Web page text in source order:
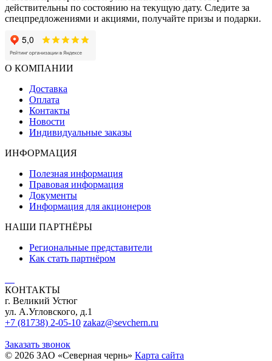
действительны по состоянию на текущую дату. Следите за
спецпредложениями и акциями, получайте призы и подарки.
О КОМПАНИИ
Доставка
Оплата
Контакты
Новости
Индивидуальные заказы
ИНФОРМАЦИЯ
Полезная информация
Правовая информация
Документы
Информация для акционеров
НАШИ ПАРТНЁРЫ
Региональные представители
Как стать партнёром
КОНТАКТЫ
г. Великий Устюг
ул. А.Угловского, д.1
+7 (81738) 2-05-10 zakaz@sevchern.ru
Заказать звонок
© 2026 ЗАО «Северная чернь» Карта сайта